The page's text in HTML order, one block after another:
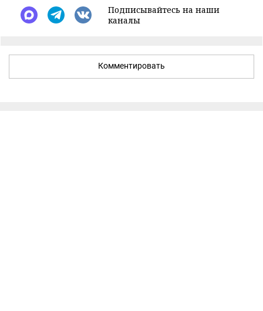
Подписывайтесь на наши
каналы
Комментировать